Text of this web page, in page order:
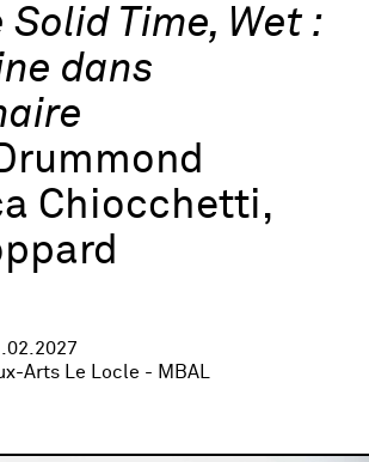
Solid Time, Wet :
dans
Chiocchetti,
Arts Le Locle - MBAL